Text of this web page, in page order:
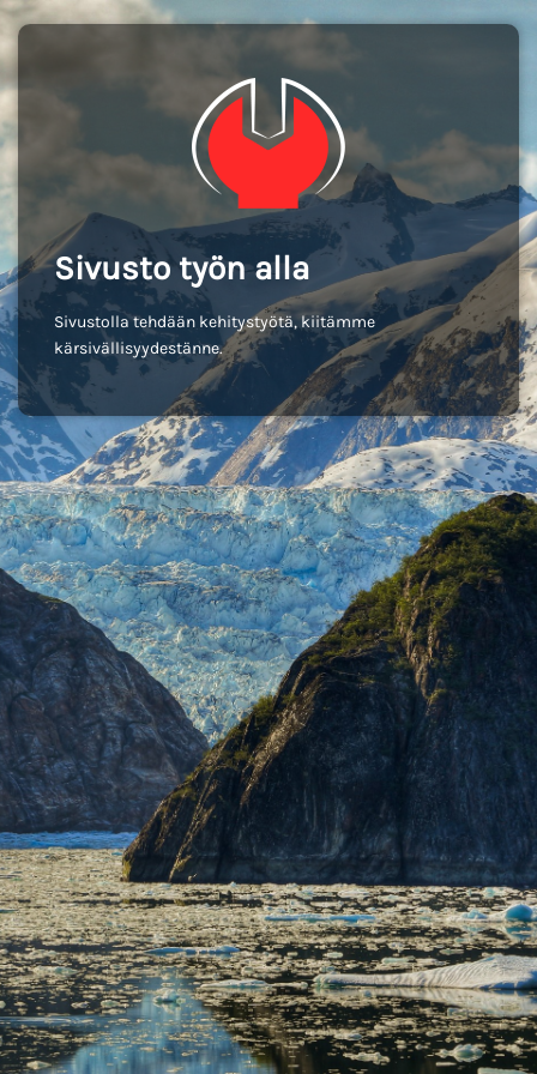
Sivusto työn alla
Sivustolla tehdään kehitystyötä, kiitämme
kärsivällisyydestänne.